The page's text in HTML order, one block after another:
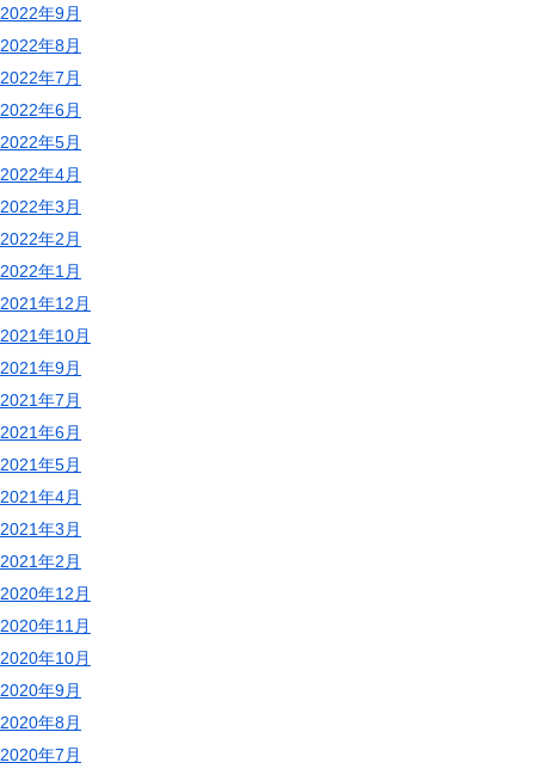
2022年9月
2022年8月
2022年7月
2022年6月
2022年5月
2022年4月
2022年3月
2022年2月
2022年1月
2021年12月
2021年10月
2021年9月
2021年7月
2021年6月
2021年5月
2021年4月
2021年3月
2021年2月
2020年12月
2020年11月
2020年10月
2020年9月
2020年8月
2020年7月